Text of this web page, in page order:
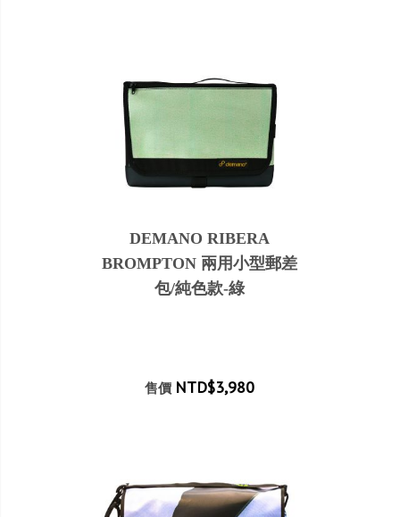
DEMANO RIBERA
BROMPTON 兩用小型郵差
包/純色款-綠
售價 NTD$3,980